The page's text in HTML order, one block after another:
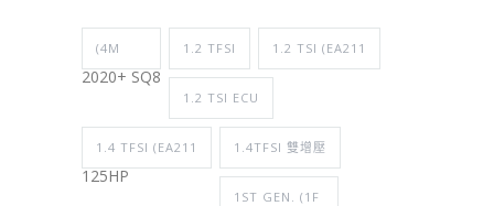
(4M
2020+ SQ8
1.2 TFSI 1.2 TSI (EA211
1.2 TSI ECU
1.4 TFSI (EA211
125HP
1.4TFSI 雙增壓
1ST GEN. (1F